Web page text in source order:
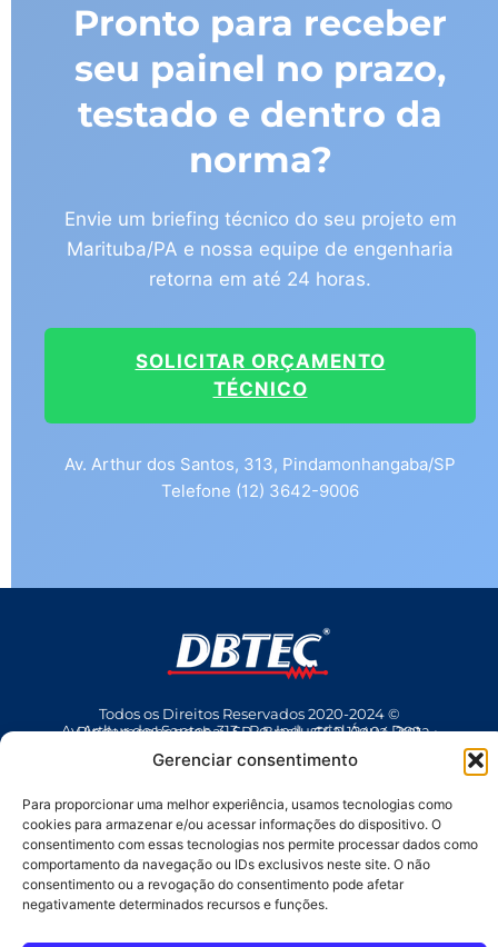
Gerenciar consentimento
Para proporcionar uma melhor experiência, usamos tecnologias como
cookies para armazenar e/ou acessar informações do dispositivo. O
consentimento com essas tecnologias nos permite processar dados como
comportamento da navegação ou IDs exclusivos neste site. O não
consentimento ou a revogação do consentimento pode afetar
negativamente determinados recursos e funções.
Pronto para receber
seu painel no prazo,
testado e dentro da
norma?
Envie um briefing técnico do seu projeto em
Marituba/PA e nossa equipe de engenharia
retorna em até 24 horas.
SOLICITAR ORÇAMENTO
TÉCNICO
Av. Arthur dos Santos, 313, Pindamonhangaba/SP
Telefone (12) 3642-9006
Todos os Direitos Reservados 2020-2024 ©
Av Arthur dos Santos, 313 • Pq. Industrial Água Preta • Pindamonhangaba • SP • Brasil • CEP 12404-289
(12) 3642 9006
• dbtec@dbtec.com.br